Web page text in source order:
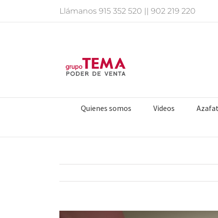
Llámanos 915 352 520 || 902 219 220
Quienes somos Videos